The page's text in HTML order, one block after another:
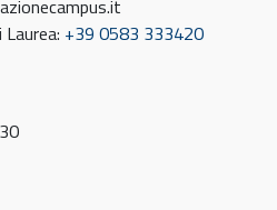
+39 0583 333420